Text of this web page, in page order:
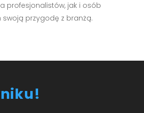
profesjonalistów, jak i osób
przygodę z branżą.